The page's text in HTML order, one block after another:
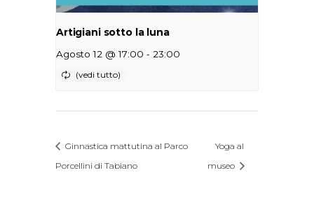
Artigiani sotto la luna
Agosto 12 @ 17:00 - 23:00
Ginnastica mattutina al Parco
Porcellini di Tabiano
Yoga al
museo